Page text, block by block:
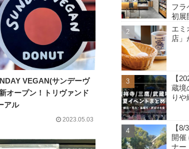
VEGAN(サンデーヴ
オープン！トリヴァンド
アル
2023.05.03
フラ
初展
エミ
店」
【
蔵境
り
【
開催
ナー